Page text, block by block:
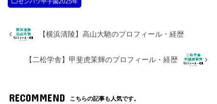
センバツ甲子園2025年
【横浜清陵】高山大馳のプロフィール・経歴
【二松学舎】甲斐虎茉輝のプロフィール・経歴
RECOMMEND こちらの記事も人気です。